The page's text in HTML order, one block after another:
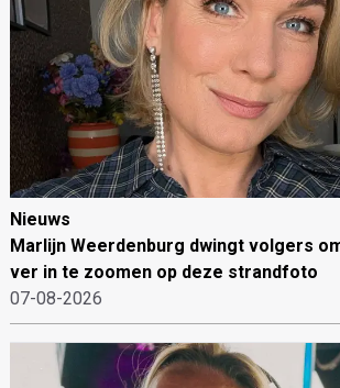
Nieuws
Marlijn Weerdenburg dwingt volgers
ver in te zoomen op deze strandfoto
07-08-2026